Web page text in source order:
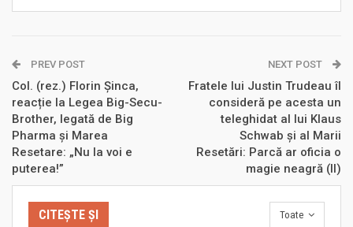
PREV POST
Col. (rez.) Florin Șinca,
reacție la Legea Big-Secu-
Brother, legată de Big
Pharma și Marea
Resetare: „Nu la voi e
puterea!”
NEXT POST
Fratele lui Justin Trudeau îl
consideră pe acesta un
teleghidat al lui Klaus
Schwab și al Marii
Resetări: Parcă ar oficia o
magie neagră (II)
Toate
CITEȘTE ȘI